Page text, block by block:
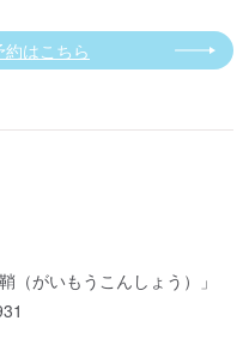
はこちら
（がいもうこんしょう）」